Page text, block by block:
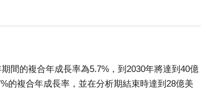
間的複合年成長率為5.7%，到2030年將達到40億
的複合年成長率，並在分析期結束時達到28億美